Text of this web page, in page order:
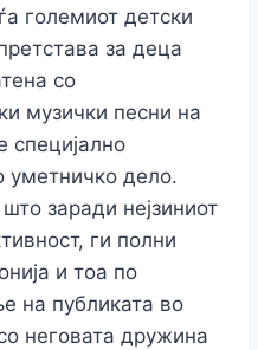
големиот детски
за деца
со
музички песни на
специјално
уметничко дело.
заради нејзиниот
ги полни
и тоа по
на публиката во
неговата дружина